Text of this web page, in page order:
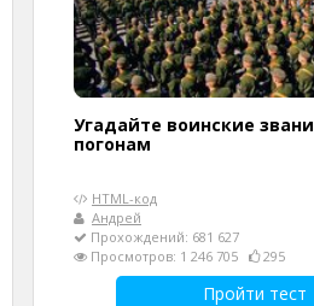
Угадайте воинские
погонам
HTML-код
Андрей
Прохождений: 681 627
Просмотров: 1 246 705
295
Пройти тест